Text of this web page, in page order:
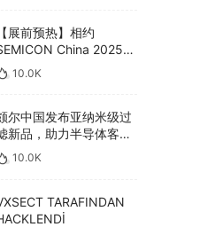
【展前预热】相约
China 2025，
德克威尔总线解决方案革
新助力半导体设备高效升
10.0K
尔中国发布亚纳米级过
新品，助力半导体客户
良率提升
10.0K
TARAFINDAN